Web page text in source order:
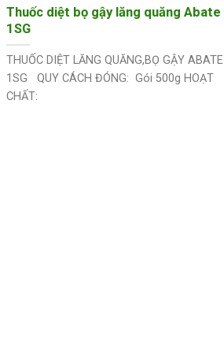
Thuốc diệt bọ gậy lăng quăng Abate
1SG
THUỐC DIỆT LĂNG QUĂNG,BỌ GẬY ABATE
1SG QUY CÁCH ĐÓNG: Gói 500g HOẠT
CHẤT: